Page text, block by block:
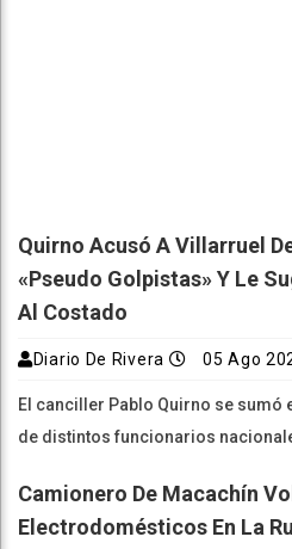
Quirno Acusó A Villarruel
«pseudo Golpistas» Y Le
Al Costado
Diario De Rivera 05 Ago
El canciller Pablo Quirno se
de distintos funcionarios
Camionero De Macachín
Electrodomésticos En La